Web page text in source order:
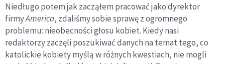
Niedługo potem jak zacząłem pracować jako dyrektor
firmyAmerica, zdaliśmy sobie sprawę z ogromnego
problemu: nieobecności głosu kobiet. Kiedy nasi
redaktorzy zaczęli poszukiwać danych na temat tego, co
katolickie kobiety myślą w różnych kwestiach, nie mogli